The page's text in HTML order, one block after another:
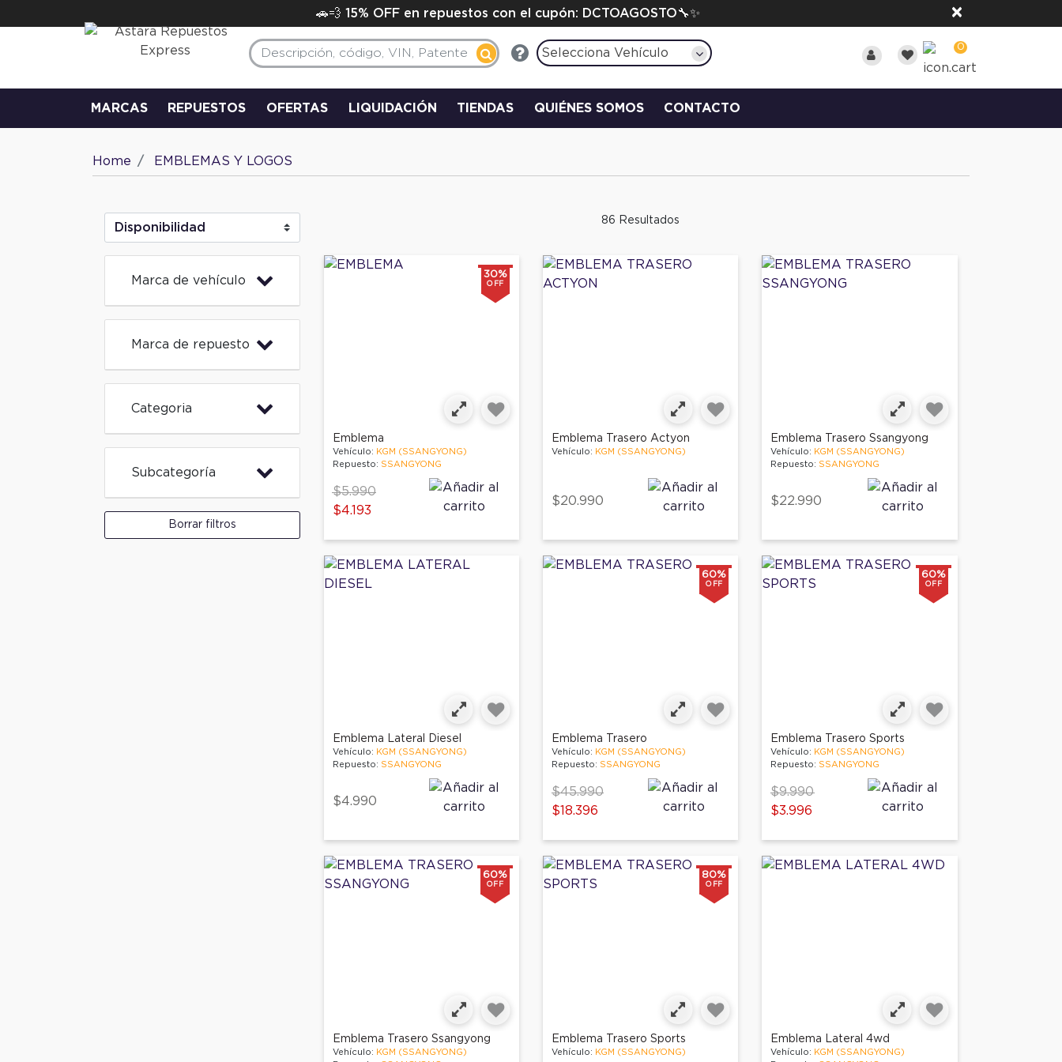
🚗💨 15% OFF en repuestos con el cupón: DCTOAGOSTO🔧✨ ×
Selecciona Vehículo 0
MARCAS REPUESTOS OFERTAS LIQUIDACIÓN TIENDAS QUIÉNES SOMOS CONTACTO
Home EMBLEMAS Y LOGOS
86 Resultados
Marca de vehículo
Marca de repuesto
Categoria
Subcategoría
Borrar filtros
30%
OFF
Emblema
Vehículo: KGM (SSANGYONG)
Repuesto: SSANGYONG
Price reduced from
$5.990to
$4.193
Emblema Trasero Actyon
Vehículo: KGM (SSANGYONG)
$20.990
Emblema Trasero Ssangyong
Vehículo: KGM (SSANGYONG)
Repuesto: SSANGYONG
$22.990
Emblema Lateral Diesel
Vehículo: KGM (SSANGYONG)
Repuesto: SSANGYONG
$4.990
60%
OFF
Emblema Trasero
Vehículo: KGM (SSANGYONG)
Repuesto: SSANGYONG
Price reduced from
$45.990to
$18.396
60%
OFF
Emblema Trasero Sports
Vehículo: KGM (SSANGYONG)
Repuesto: SSANGYONG
Price reduced from
$9.990to
$3.996
60%
OFF
Emblema Trasero Ssangyong
Vehículo: KGM (SSANGYONG)
80%
OFF
Emblema Trasero Sports
Vehículo: KGM (SSANGYONG)
Emblema Lateral 4wd
Vehículo: KGM (SSANGYONG)